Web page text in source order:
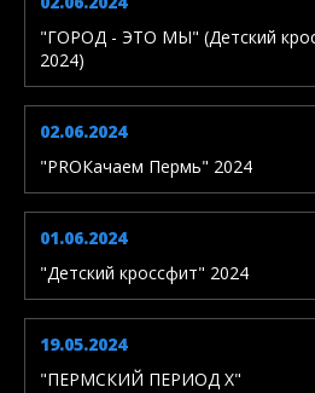
"ГОРОД - ЭТО МЫ" (Детский
2024)
02.06.2024
"PROКачаем Пермь" 2024
01.06.2024
"Детский кроссфит" 2024
19.05.2024
"ПЕРМСКИЙ ПЕРИОД X"